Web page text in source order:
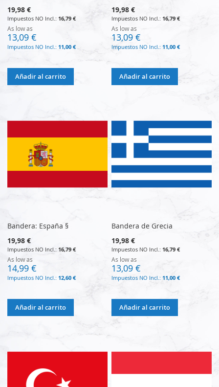
19,98 €
16,79 €
As low as
13,09 €
11,00 €
Añadir al carrito
19,98 €
16,79 €
As low as
13,09 €
11,00 €
Añadir al carrito
Bandera: España §
19,98 €
16,79 €
As low as
14,99 €
12,60 €
Añadir al carrito
Bandera de Grecia
19,98 €
16,79 €
As low as
13,09 €
11,00 €
Añadir al carrito